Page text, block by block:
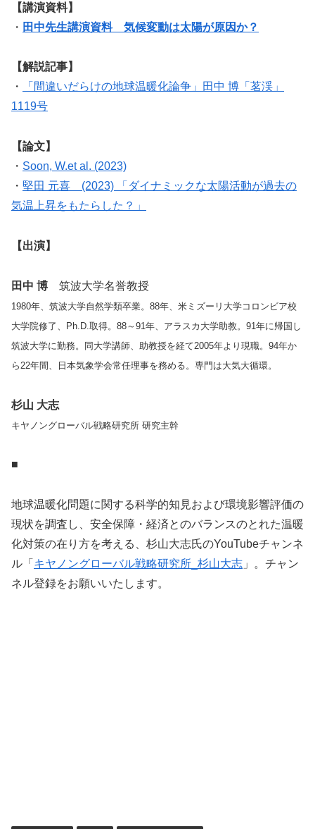
【講演資料】
・ 田中先生講演資料 気候変動は太陽が原因か？
【解説記事】
・
「間違いだらけの地球温暖化論争」田中 博「茗渓」
1119号
【論文】
・ Soon, W.et al. (2023)
・ 堅田 元喜 (2023) 「ダイナミックな太陽活動が過去の
気温上昇をもたらした？」
【出演】
田中 博 筑波大学名誉教授
1980年、筑波大学自然学類卒業。88年、米ミズーリ大学コロンビア校
大学院修了、Ph.D.取得。88～91年、アラスカ大学助教。91年に帰国し
筑波大学に勤務。同大学講師、助教授を経て2005年より現職。94年か
ら22年間、日本気象学会常任理事を務める。専門は大気大循環。
杉山 大志
キヤノングローバル戦略研究所 研究主幹
■
地球温暖化問題に関する科学的知見および環境影響評価の
現状を調査し、安全保障・経済とのバランスのとれた温暖
化対策の在り方を考える、杉山大志氏のYouTubeチャンネ
ル「 キヤノングローバル戦略研究所_杉山大志 」。チャン
ネル登録をお願いいたします。